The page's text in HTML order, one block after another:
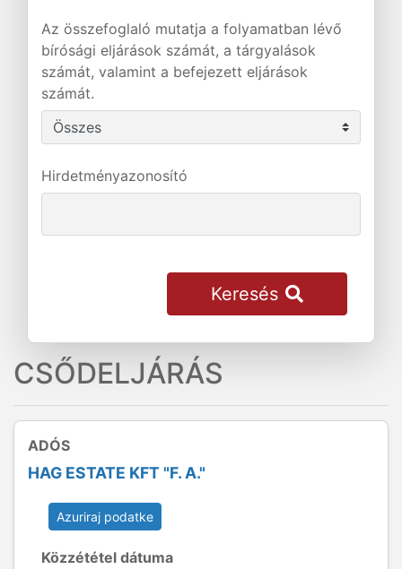
Az összefoglaló mutatja a folyamatban lévő
bírósági eljárások számát, a tárgyalások
számát, valamint a befejezett eljárások
számát.
Hirdetményazonosító
Keresés
CSŐDELJÁRÁS
ADÓS
HAG ESTATE KFT "F. A."
Azuriraj podatke
Közzététel dátuma